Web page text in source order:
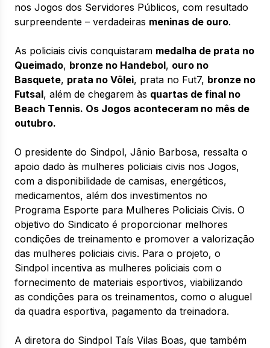
nos Jogos dos Servidores Públicos, com resultado
surpreendente – verdadeiras meninas de ouro.
As policiais civis conquistaram medalha de prata no
Queimado, bronze no Handebol, ouro no
Basquete, prata no Vôlei, prata no Fut7, bronze no
Futsal, além de chegarem às quartas de final no
Beach Tennis. Os Jogos aconteceram no mês de
outubro.
O presidente do Sindpol, Jânio Barbosa, ressalta o
apoio dado às mulheres policiais civis nos Jogos,
com a disponibilidade de camisas, energéticos,
medicamentos, além dos investimentos no
Programa Esporte para Mulheres Policiais Civis. O
objetivo do Sindicato é proporcionar melhores
condições de treinamento e promover a valorização
das mulheres policiais civis. Para o projeto, o
Sindpol incentiva as mulheres policiais com o
fornecimento de materiais esportivos, viabilizando
as condições para os treinamentos, como o aluguel
da quadra esportiva, pagamento da treinadora.
A diretora do Sindpol Taís Vilas Boas, que também